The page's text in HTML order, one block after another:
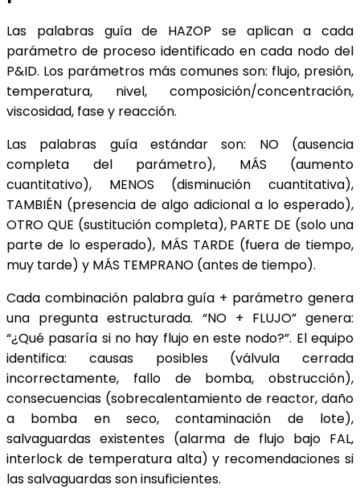
Las palabras guía de HAZOP se aplican a cada
parámetro de proceso identificado en cada nodo del
P&ID. Los parámetros más comunes son: flujo, presión,
temperatura, nivel, composición/concentración,
viscosidad, fase y reacción.
Las palabras guía estándar son: NO (ausencia
completa del parámetro), MÁS (aumento
cuantitativo), MENOS (disminución cuantitativa),
TAMBIÉN (presencia de algo adicional a lo esperado),
OTRO QUE (sustitución completa), PARTE DE (solo una
parte de lo esperado), MÁS TARDE (fuera de tiempo,
muy tarde) y MÁS TEMPRANO (antes de tiempo).
Cada combinación palabra guía + parámetro genera
una pregunta estructurada. “NO + FLUJO” genera:
“¿Qué pasaría si no hay flujo en este nodo?”. El equipo
identifica: causas posibles (válvula cerrada
incorrectamente, fallo de bomba, obstrucción),
consecuencias (sobrecalentamiento de reactor, daño
a bomba en seco, contaminación de lote),
salvaguardas existentes (alarma de flujo bajo FAL,
interlock de temperatura alta) y recomendaciones si
las salvaguardas son insuficientes.